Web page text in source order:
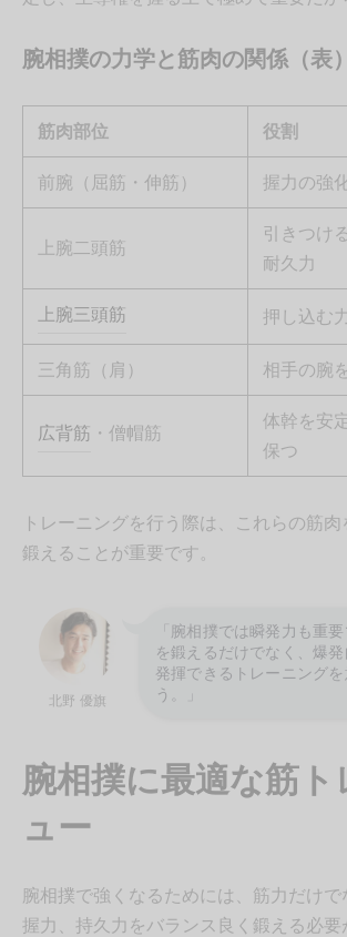
腕相撲の力学と筋肉の関係（表）
筋肉部位
役割
前腕（屈筋・伸筋）
握力の強
上腕二頭筋
引きつけ
耐久力
上腕三頭筋
押し込む
三角筋（肩） 相手の腕
広背筋 ・僧帽筋
体幹を安
保つ
トレーニングを行う際は、これらの筋肉
鍛えることが重要です。
北野 優旗
「腕相撲では瞬発力も重
を鍛えるだけでなく、爆
発揮できるトレーニング
う。」
腕相撲に最適な筋ト
ュー
腕相撲で強くなるためには、筋力だけ
握力、持久力をバランス良く鍛える必要